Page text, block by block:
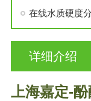
在线水质硬度
详细介绍
上海嘉定-